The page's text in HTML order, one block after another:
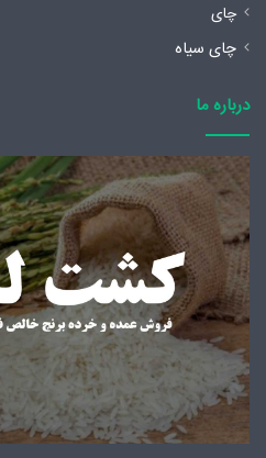
چای
چای سیاه
درباره ما